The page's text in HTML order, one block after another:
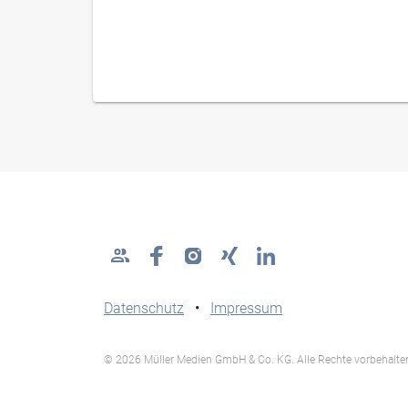
Datenschutz • Impressum
© 2026 Müller Medien GmbH & Co. KG. Alle Rechte